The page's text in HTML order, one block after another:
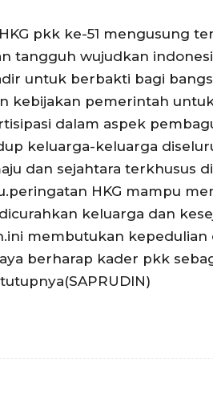
pkk ke-51 mengusung
tangguh wujudkan
untuk berbakti bagi
kebijakan pemerintah
dalam aspek
keluarga-keluarga
dan sejahtara terkhusus
HKG mampu
keluarga dan
membutukan
berharap kader pkk